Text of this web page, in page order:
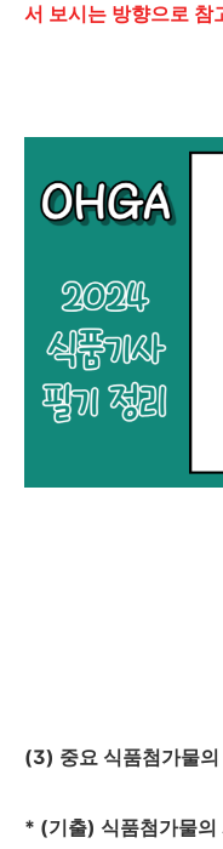
서 보시는 방향으로 참
(3) 중요 식품첨가물
* (기출) 식품첨가물의